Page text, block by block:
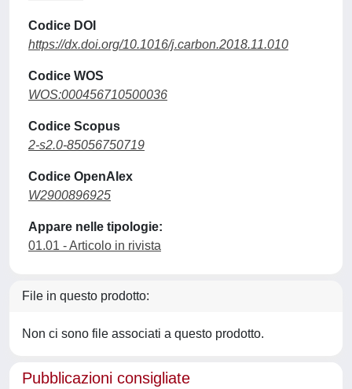
Codice DOI
https://dx.doi.org/10.1016/j.carbon.2018.11.010
Codice WOS
WOS:000456710500036
Codice Scopus
2-s2.0-85056750719
Codice OpenAlex
W2900896925
Appare nelle tipologie:
01.01 - Articolo in rivista
File in questo prodotto:
Non ci sono file associati a questo prodotto.
Pubblicazioni consigliate